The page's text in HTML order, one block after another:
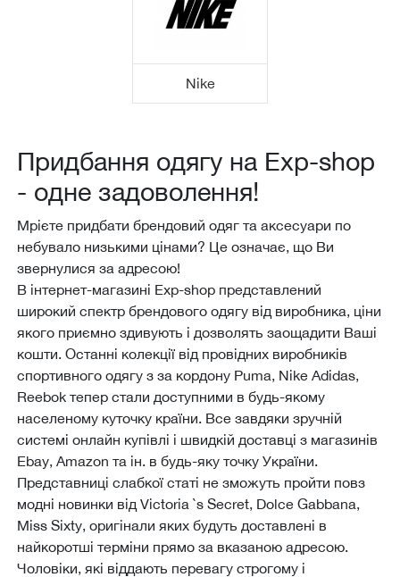
Nike
Придбання одягу на Еxp-shop
- одне задоволення!
Мрієте придбати брендовий одяг та аксесуари по
небувало низькими цінами? Це означає, що Ви
звернулися за адресою!
В інтернет-магазині Еxp-shop представлений
широкий спектр брендового одягу від виробника, ціни
якого приємно здивують і дозволять заощадити Ваші
кошти. Останні колекції від провідних виробників
спортивного одягу з за кордону Puma, Nike Adidas,
Reebok тепер стали доступними в будь-якому
населеному куточку країни. Все завдяки зручній
системі онлайн купівлі і швидкій доставці з магазинів
Ebay, Amazon та ін. в будь-яку точку України.
Представниці слабкої статі не зможуть пройти повз
модні новинки від Victoria `s Secret, Dolce Gabbana,
Miss Sixty, оригінали яких будуть доставлені в
найкоротші терміни прямо за вказаною адресою.
Чоловіки, які віддають перевагу строгому і